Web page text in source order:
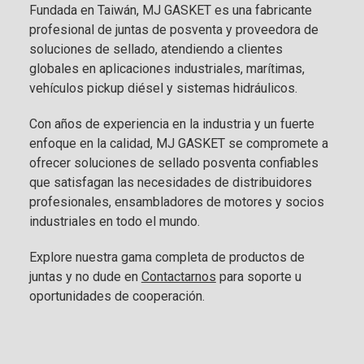
Fundada en Taiwán, MJ GASKET es una fabricante
profesional de juntas de posventa y proveedora de
soluciones de sellado, atendiendo a clientes
globales en aplicaciones industriales, marítimas,
vehículos pickup diésel y sistemas hidráulicos.
Con años de experiencia en la industria y un fuerte
enfoque en la calidad, MJ GASKET se compromete a
ofrecer soluciones de sellado posventa confiables
que satisfagan las necesidades de distribuidores
profesionales, ensambladores de motores y socios
industriales en todo el mundo.
Explore nuestra gama completa de productos de
juntas y no dude en Contactarnos para soporte u
oportunidades de cooperación.